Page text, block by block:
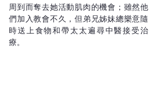
周到而奪去她活動肌肉的機會；雖然他
們加入教會不久，但弟兄姊妹總樂意隨
時送上食物和帶太太遍尋中醫接受治
療。